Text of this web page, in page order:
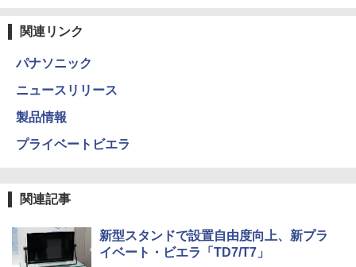
関連リンク
パナソニック
ニュースリリース
製品情報
プライベートビエラ
関連記事
新型スタンドで設置自由度向上、新プラ
イベート・ビエラ「TD7/T7」